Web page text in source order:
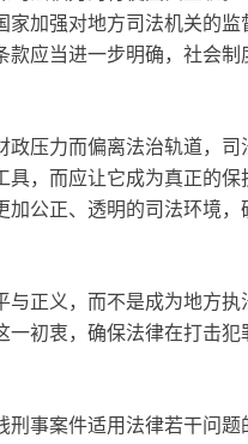
家加强对地方司法机关的
款应当进一步明确，社会
政压力而偏离法治轨道，
具，而应让它成为真正的
加公正、透明的司法环境
与正义，而不是成为地方
一初衷，确保法律在打击
刑事案件适用法律若干问